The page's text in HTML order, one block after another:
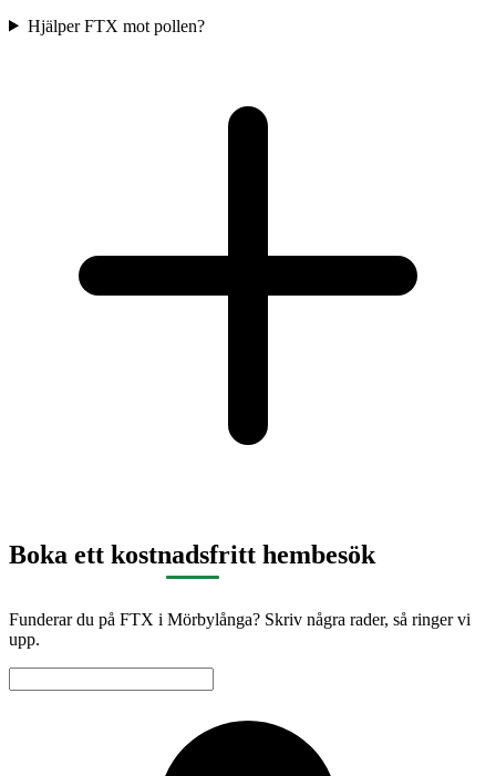
Hjälper FTX mot pollen?
Boka ett kostnadsfritt hembesök
Funderar du på FTX i Mörbylånga? Skriv några rader, så ringer vi
upp.